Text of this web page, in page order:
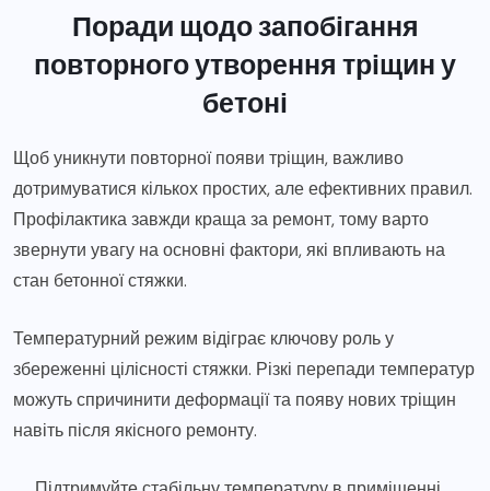
Поради щодо запобігання
повторного утворення тріщин у
бетоні
Щоб уникнути повторної появи тріщин, важливо
дотримуватися кількох простих, але ефективних правил.
Профілактика завжди краща за ремонт, тому варто
звернути увагу на основні фактори, які впливають на
стан бетонної стяжки.
Температурний режим відіграє ключову роль у
збереженні цілісності стяжки. Різкі перепади температур
можуть спричинити деформації та появу нових тріщин
навіть після якісного ремонту.